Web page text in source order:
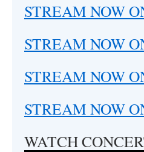
STREAM NOW
STREAM NOW
STREAM NOW
STREAM NOW
WATCH